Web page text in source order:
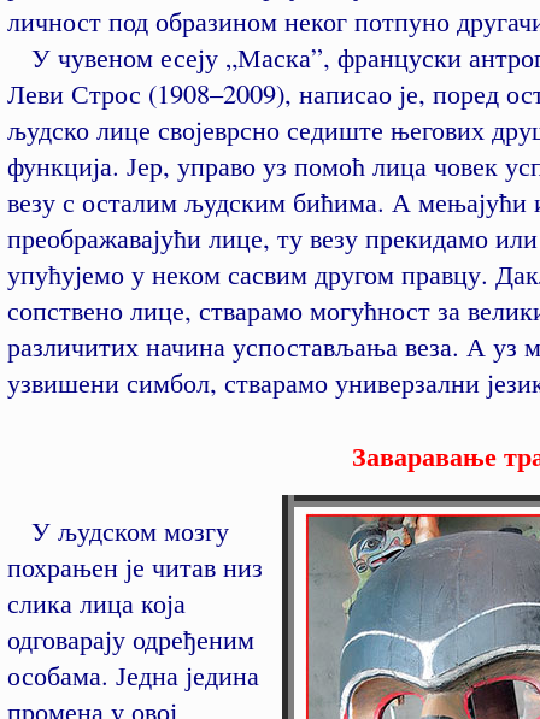
личност под образином неког потпуно
У чувеном есеју „Маска”, француски
Леви Строс (1908–2009), написао је, поред
људско лице својеврсно седиште његових
функција. Јер, управо уз помоћ лица човек
везу с осталим људским бићима. А мењајући
преображавајући лице, ту везу прекидамо или
упућујемо у неком сасвим другом правцу.
сопствено лице, стварамо могућност за
различитих начина успостављања веза. А уз
узвишени симбол, стварамо универзални
Заваравање
У људском мозгу
похрањен је читав низ
слика лица која
одговарају одређеним
особама. Једна једина
промена у овој